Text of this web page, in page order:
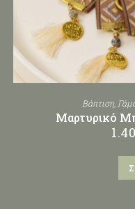
Βάπτιση,
Μαρτυρικό
1.40